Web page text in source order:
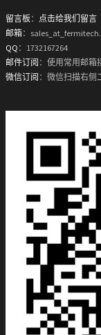
留言板 ： 点击给我们留言
邮箱：
QQ ：1732167264
邮件订阅 ：使用常用邮箱
微信订阅 ：微信扫描右侧